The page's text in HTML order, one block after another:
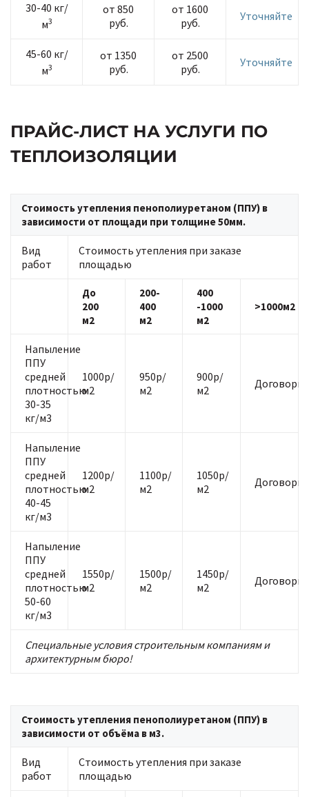
30-40 кг/
м3
от 850
руб.
от 1600
руб.
Уточняйте
45-60 кг/
м3
от 1350
руб.
от 2500
руб.
Уточняйте
ПРАЙС-ЛИСТ НА УСЛУГИ ПО
ТЕПЛОИЗОЛЯЦИИ
Стоимость утепления пенополиуретаном (ППУ) в
зависимости от площади при толщине 50мм.
Вид
работ
Стоимость утепления при заказе
площадью
До
200
м2
200-
400
м2
400
-1000
м2
>1000м2
Напыление
ППУ
средней
плотностью
30-35
кг/м3
1000р/
м2
950р/
м2
900р/
м2
Напыление
ППУ
средней
плотностью
40-45
кг/м3
1200р/
м2
1100р/
м2
1050р/
м2
Напыление
ППУ
средней
плотностью
50-60
кг/м3
1550р/
м2
1500р/
м2
1450р/
м2
Специальные условия строительным компаниям и
архитектурным бюро!
Стоимость утепления пенополиуретаном (ППУ) в
зависимости от объёма в м3.
Вид
работ
Стоимость утепления при заказе
площадью